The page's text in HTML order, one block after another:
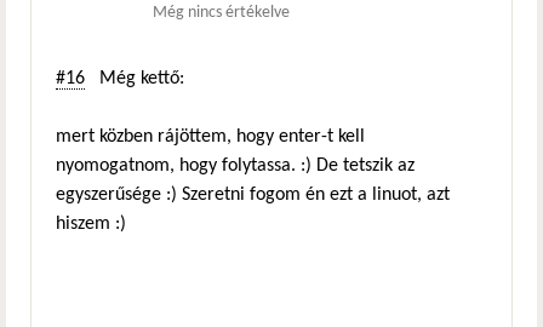
Még nincs értékelve
#16 Még kettő:
mert közben rájöttem, hogy enter-t kell
nyomogatnom, hogy folytassa. :) De tetszik az
egyszerűsége :) Szeretni fogom én ezt a linuot, azt
hiszem :)